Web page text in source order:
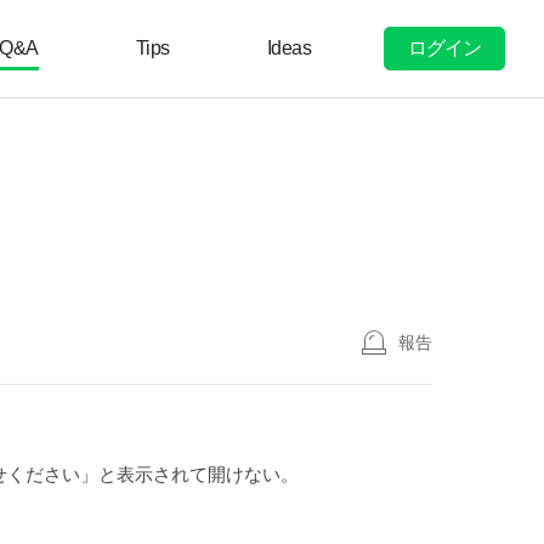
Q&A Tips Ideas ログイン
報告
ださい」と表示されて開けない。